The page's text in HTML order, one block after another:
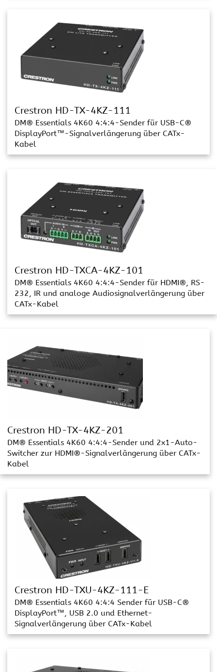
Crestron HD-TX-4KZ-111
DM® Essentials 4K60 4:4:4-Sender für USB-C®
DisplayPort™-Signalverlängerung über CATx-
Kabel
Crestron HD-TXCA-4KZ-101
DM® Essentials 4K60 4:4:4-Sender für HDMI®, RS-
232, IR und analoge Audiosignalverlängerung über
CATx-Kabel
Crestron HD-TX-4KZ-201
DM® Essentials 4K60 4:4:4-Sender und 2x1-Auto-
Switcher zur HDMI®-Signalverlängerung über CATx-
Kabel
Crestron HD-TXU-4KZ-111-E
DM® Essentials 4K60 4:4:4 Sender für USB-C®
DisplayPort™, USB 2.0 und Ethernet-
Signalverlängerung über CATx-Kabel